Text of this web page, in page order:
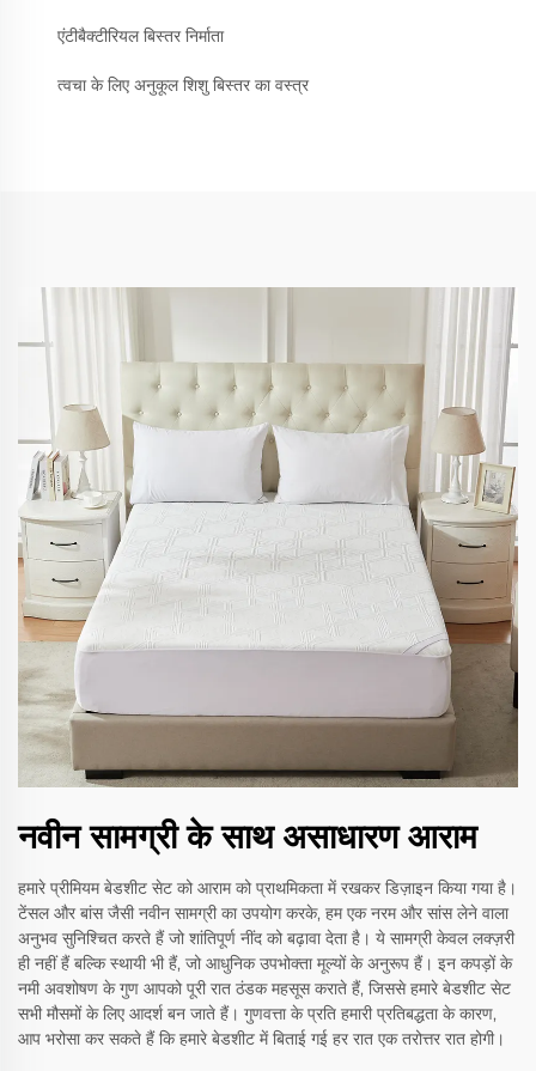
एंटीबैक्टीरियल बिस्तर निर्माता
त्वचा के लिए अनुकूल शिशु बिस्तर का वस्त्र
नवीन सामग्री के साथ असाधारण आराम
हमारे प्रीमियम बेडशीट सेट को आराम को प्राथमिकता में रखकर डिज़ाइन किया गया है।
टेंसल और बांस जैसी नवीन सामग्री का उपयोग करके, हम एक नरम और सांस लेने वाला
अनुभव सुनिश्चित करते हैं जो शांतिपूर्ण नींद को बढ़ावा देता है। ये सामग्री केवल लक्ज़री
ही नहीं हैं बल्कि स्थायी भी हैं, जो आधुनिक उपभोक्ता मूल्यों के अनुरूप हैं। इन कपड़ों के
नमी अवशोषण के गुण आपको पूरी रात ठंडक महसूस कराते हैं, जिससे हमारे बेडशीट सेट
सभी मौसमों के लिए आदर्श बन जाते हैं। गुणवत्ता के प्रति हमारी प्रतिबद्धता के कारण,
आप भरोसा कर सकते हैं कि हमारे बेडशीट में बिताई गई हर रात एक तरोत्तर रात होगी।